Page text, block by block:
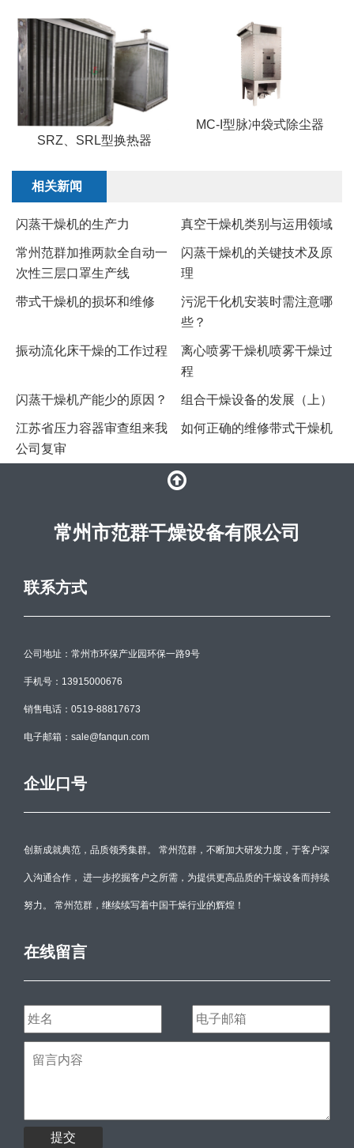
SRZ、SRL型换热器
MC-I型脉冲袋式除尘器
相关新闻
闪蒸干燥机的生产力 ​真空干燥机类别与运用领域
常州范群加推两款全自动一
次性三层口罩生产线
闪蒸干燥机的关键技术及原
理
​带式干燥机的损坏和维修
​污泥干化机安装时需注意哪
些？
振动流化床干燥的工作过程
离心喷雾干燥机喷雾干燥过
程
闪蒸干燥机产能少的原因？ 组合干燥设备的发展（上）
江苏省压力容器审查组来我
公司复审
​如何正确的维修带式干燥机
常州市范群干燥设备有限公司
联系方式
公司地址：常州市环保产业园环保一路9号
手机号：13915000676
销售电话：0519-88817673
电子邮箱：sale@fanqun.com
企业口号
创新成就典范，品质领秀集群。 常州范群，不断加大研发力度，于客户深
入沟通合作， 进一步挖掘客户之所需，为提供更高品质的干燥设备而持续
努力。 常州范群，继续续写着中国干燥行业的辉煌！
在线留言
提交